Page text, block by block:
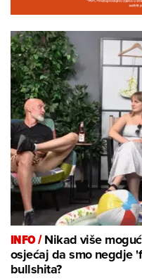
INFO /Nikad više
osjećaj da smo negdje
bullshita?